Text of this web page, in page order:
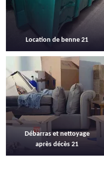
Location de benne 21
Débarras et nettoyage
après décès 21